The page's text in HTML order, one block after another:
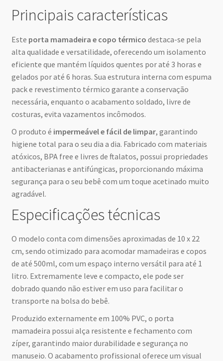
Principais características
Este porta mamadeira e copo térmico destaca-se pela
alta qualidade e versatilidade, oferecendo um isolamento
eficiente que mantém líquidos quentes por até 3 horas e
gelados por até 6 horas. Sua estrutura interna com espuma
pack e revestimento térmico garante a conservação
necessária, enquanto o acabamento soldado, livre de
costuras, evita vazamentos incômodos.
O produto é impermeável e fácil de limpar, garantindo
higiene total para o seu dia a dia. Fabricado com materiais
atóxicos, BPA free e livres de ftalatos, possui propriedades
antibacterianas e antifúngicas, proporcionando máxima
segurança para o seu bebê com um toque acetinado muito
agradável.
Especificações técnicas
O modelo conta com dimensões aproximadas de 10 x 22
cm, sendo otimizado para acomodar mamadeiras e copos
de até 500ml, com um espaço interno versátil para até 1
litro. Extremamente leve e compacto, ele pode ser
dobrado quando não estiver em uso para facilitar o
transporte na bolsa do bebê.
Produzido externamente em 100% PVC, o porta
mamadeira possui alça resistente e fechamento com
zíper, garantindo maior durabilidade e segurança no
manuseio. O acabamento profissional oferece um visual